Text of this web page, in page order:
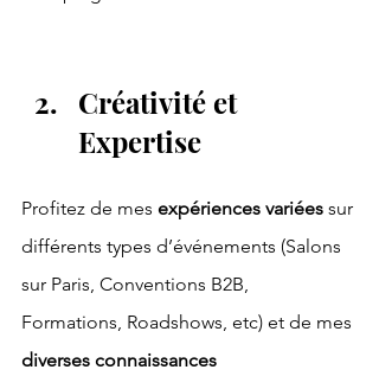
Créativité et
Expertise
Profitez de mes expériences variées sur
différents types d’événements (Salons
sur Paris, Conventions B2B,
Formations, Roadshows, etc) et de mes
diverses connaissances